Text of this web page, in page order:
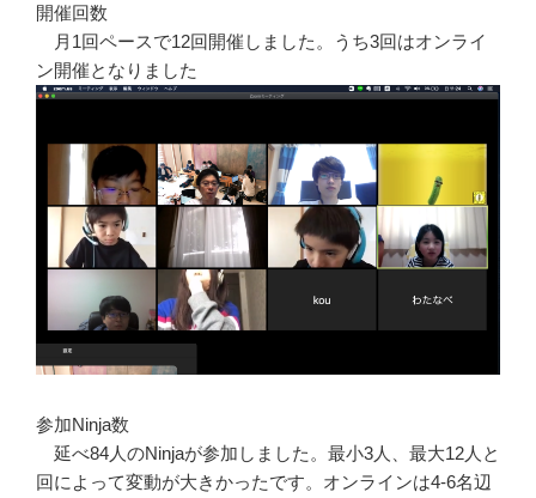
開催回数
月1回ペースで12回開催しました。うち3回はオンライ
ン開催となりました
参加Ninja数
延べ84人のNinjaが参加しました。最小3人、最大12人と
回によって変動が大きかったです。オンラインは4-6名辺